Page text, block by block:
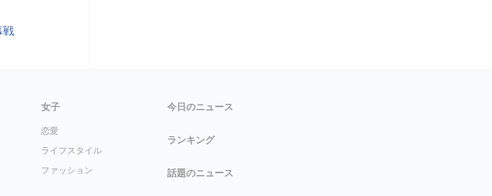
戦
女子
恋愛
ライフスタイル
ファッション
今日のニュース
ランキング
話題のニュース